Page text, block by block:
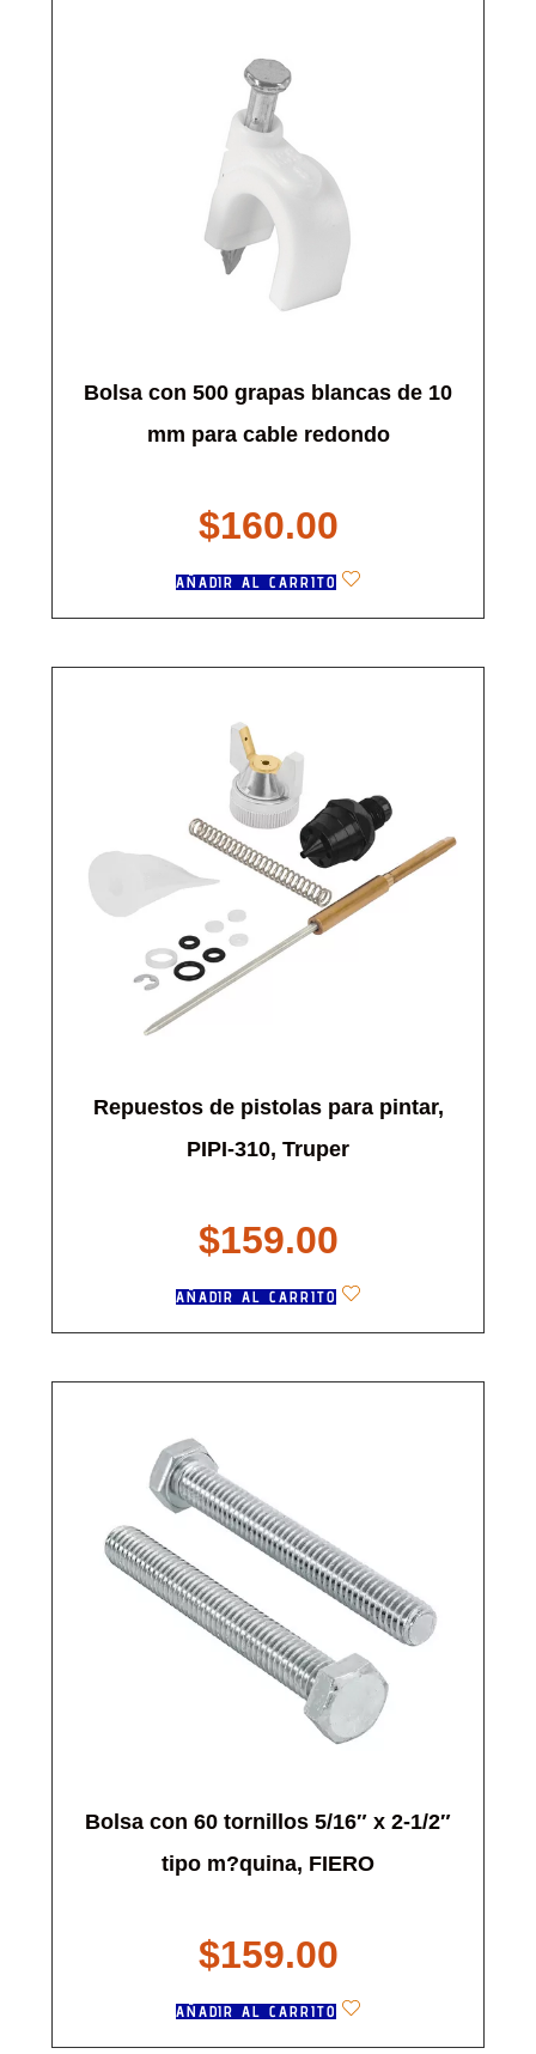
Bolsa con 500 grapas blancas de 10
mm para cable redondo
$160.00
AÑADIR AL CARRITO
Repuestos de pistolas para pintar,
PIPI-310, Truper
$159.00
AÑADIR AL CARRITO
Bolsa con 60 tornillos 5/16″ x 2-1/2″
tipo m?quina, FIERO
$159.00
AÑADIR AL CARRITO